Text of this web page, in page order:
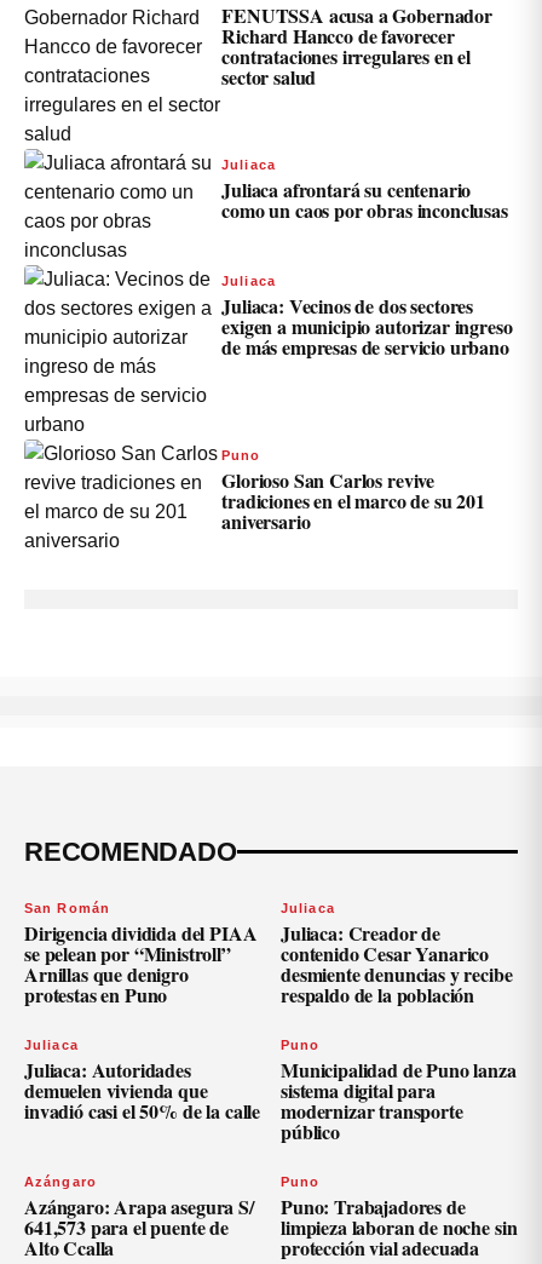
FENUTSSA acusa a Gobernador
Richard Hancco de favorecer
contrataciones irregulares en el
sector salud
Juliaca
Juliaca afrontará su centenario
como un caos por obras inconclusas
Juliaca
Juliaca: Vecinos de dos sectores
exigen a municipio autorizar ingreso
de más empresas de servicio urbano
Puno
Glorioso San Carlos revive
tradiciones en el marco de su 201
aniversario
RECOMENDADO
San Román
Dirigencia dividida del PIAA
se pelean por “Ministroll”
Arnillas que denigro
protestas en Puno
Juliaca
Juliaca: Creador de
contenido Cesar Yanarico
desmiente denuncias y recibe
respaldo de la población
Juliaca
Juliaca: Autoridades
demuelen vivienda que
invadió casi el 50% de la calle
Puno
Municipalidad de Puno lanza
sistema digital para
modernizar transporte
público
Azángaro
Azángaro: Arapa asegura S/
641,573 para el puente de
Alto Ccalla
Puno
Puno: Trabajadores de
limpieza laboran de noche sin
protección vial adecuada